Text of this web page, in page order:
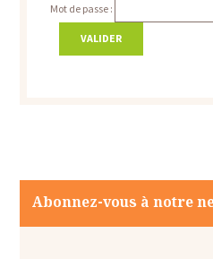
Mot de passe :
Abonnez-vous à notre